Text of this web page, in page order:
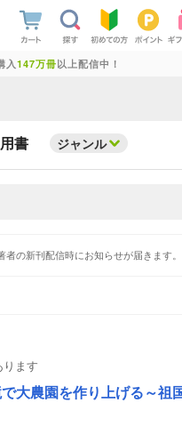
入 147万冊以上配信中！
書 ジャンル
者の新刊配信時にお知らせが届きます。
ます
を作り上げる～祖国を追い出さ